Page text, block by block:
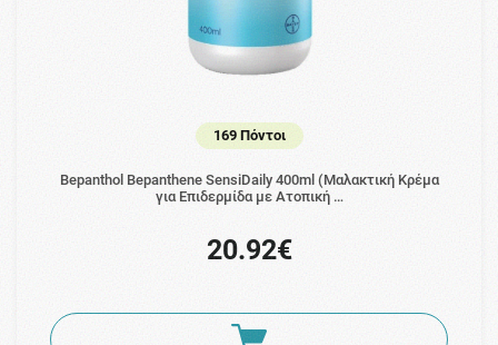
169 Πόντοι
Bepanthol Bepanthene SensiDaily 400ml (Μαλακτική Κρέμα
για Επιδερμίδα με Ατοπική …
20.92€